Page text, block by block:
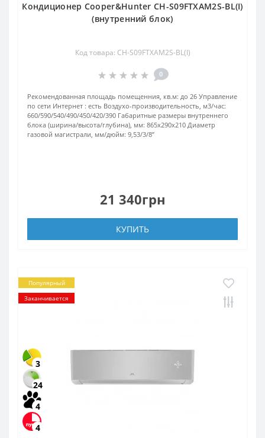
Кондиционер Cooper&Hunter CH-S09FTXAM2S-BL(I)
(внутренний блок)
Код товара: CH-S09FTXAM2S-BL(I)
0
Рекомендованная площадь помещенния, кв.м: до 26 Управление
по сети Интернет : есть Воздухо-производительность, м3/час:
660/590/540/490/450/420/390 Габаритные размеры внутреннего
блока (ширина/высота/глубина), мм: 865х290х210 Диаметр
газовой магистрали, мм/дюйм: 9,53/3/8’’
21 340грн
КУПИТЬ
Популярный
Заканчивается
3
24
4
4